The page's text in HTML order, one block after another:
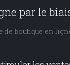
par le
boutique en